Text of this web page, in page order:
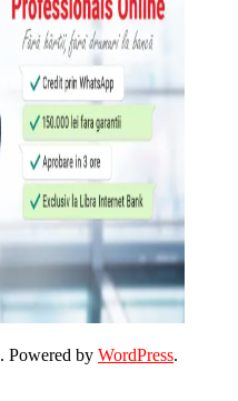
. Powered by WordPress.